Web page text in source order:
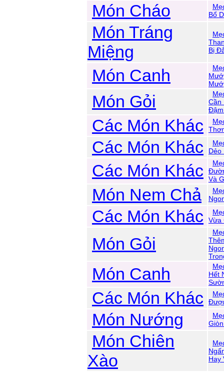
Món Cháo
Bổ
Món Tráng
Miệng
Bị
Món Canh
Món Gỏi
Cần
Các Món Khác
Các Món Khác
Dẻo
Các Món Khác
Và
Món Nem Chả
Các Món Khác
Vừa
Món Gỏi
Món Canh
Hết
Các Món Khác
Món Nướng
Món Chiên
Xào
Hay